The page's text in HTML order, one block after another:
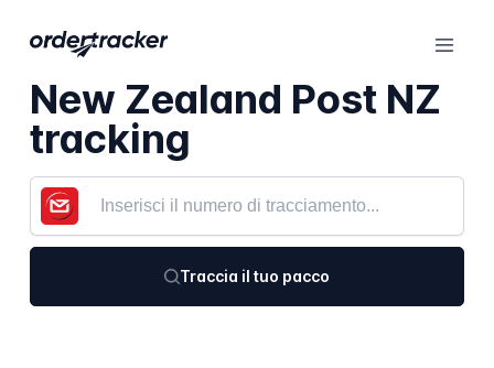
New Zealand Post NZ
tracking
Traccia il tuo pacco